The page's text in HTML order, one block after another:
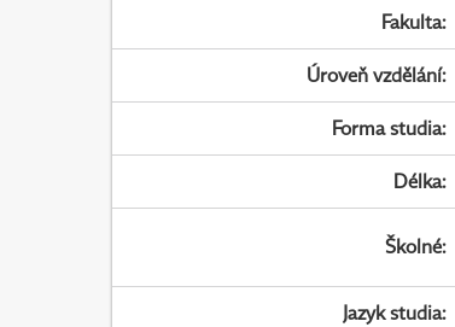
Fakulta:
Úroveň vzdělání:
Forma studia:
Délka:
Školné:
Jazyk studia: